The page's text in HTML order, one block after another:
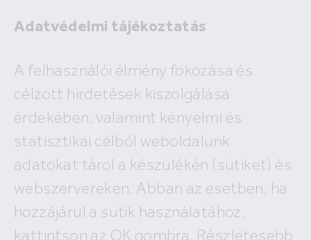
Adatvédelmi tájékoztatás
A felhasználói élmény fokozása és
célzott hirdetések kiszolgálása
érdekében, valamint kényelmi és
statisztikai célból weboldalunk
adatokat tárol a készülékén (sütiket) és
webszervereken. Abban az esetben, ha
hozzájárul a sütik használatához,
kattintson az OK gombra. Részletesebb
Eladó
Kiadó
Szigetszentmárton ×
Budapest Megyék, városok
I. kerület
III. kerület
XI. kerület
IV. kerület
VI. kerület
VII. kerület
XV. kerület
XVII. kerület
XVIII. kerület
Keresés
Eladó Szigetszentmártoni lakások
találat, megjelenítve